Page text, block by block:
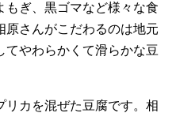
もぎ、黒ゴマなど様々な食
原さんがこだわるのは地元
てやわらかくて滑らかな豆
リカを混ぜた豆腐です。相